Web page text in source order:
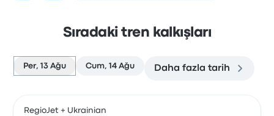
Sıradaki tren kalkışları
Per, 13 Ağu Cum, 14 Ağu Daha fazla tarih
RegioJet + Ukrainian